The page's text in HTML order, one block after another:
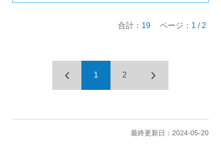
合計： 19 ページ： 1 / 2
1 2
最終更新日：2024-05-20